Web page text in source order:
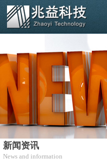
新闻资讯
News and information